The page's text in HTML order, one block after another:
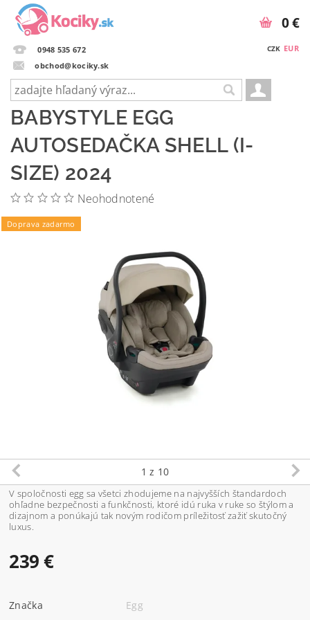
0948 535 672
obchod@kociky.sk
CZK EUR
0 €
BABYSTYLE EGG
AUTOSEDAČKA SHELL (I-
SIZE) 2024
Neohodnotené
Doprava zadarmo
1 z 10
V spoločnosti egg sa všetci zhodujeme na najvyšších štandardoch
ohľadne bezpečnosti a funkčnosti, ktoré idú ruka v ruke so štýlom a
dizajnom a ponúkajú tak novým rodičom príležitosť zažiť skutočný
luxus.
239 €
Značka
Egg